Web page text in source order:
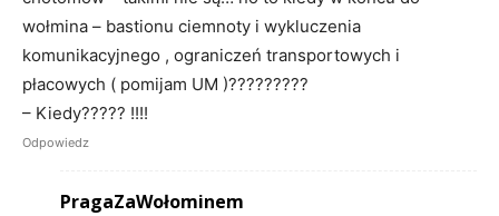
wołmina – bastionu ciemnoty i wykluczenia
komunikacyjnego , ograniczeń transportowych i
płacowych ( pomijam UM )?????????
– Kiedy????? !!!!
Odpowiedz
PragaZaWołominem